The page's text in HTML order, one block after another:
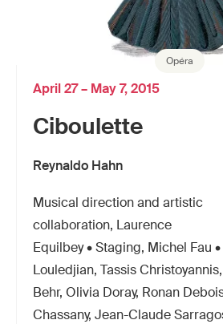
Opéra
Ciboulette
Reynaldo Hahn
April 27 – May 7, 2015
Musical direction and artistic
collaboration, Laurence
Equilbey • Staging, Michel Fau
Louledjian, Tassis
Behr, Olivia Doray, Ronan
Chassany, Jean-Claude